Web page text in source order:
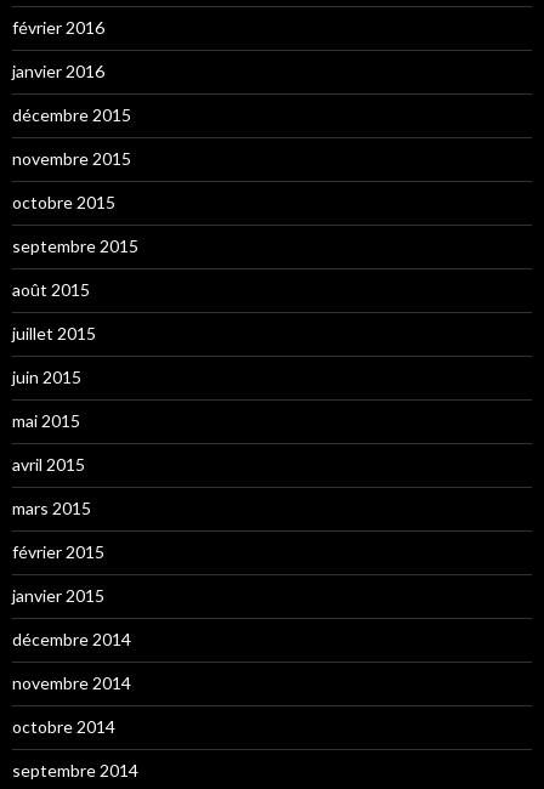
février 2016
janvier 2016
décembre 2015
novembre 2015
octobre 2015
septembre 2015
août 2015
juillet 2015
juin 2015
mai 2015
avril 2015
mars 2015
février 2015
janvier 2015
décembre 2014
novembre 2014
octobre 2014
septembre 2014